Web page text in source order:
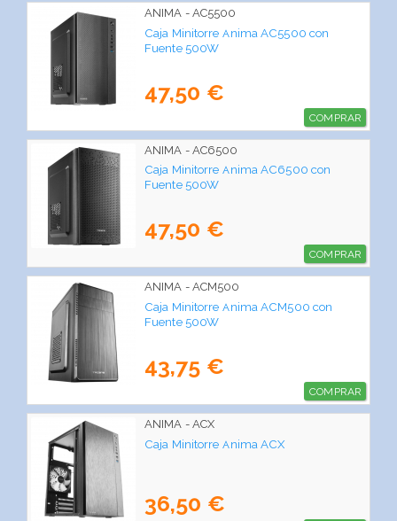
ANIMA - AC5500
Caja Minitorre Anima AC5500 con
Fuente 500W
47,50 €
COMPRAR
ANIMA - AC6500
Caja Minitorre Anima AC6500 con
Fuente 500W
47,50 €
COMPRAR
ANIMA - ACM500
Caja Minitorre Anima ACM500 con
Fuente 500W
43,75 €
COMPRAR
ANIMA - ACX
Caja Minitorre Anima ACX
36,50 €